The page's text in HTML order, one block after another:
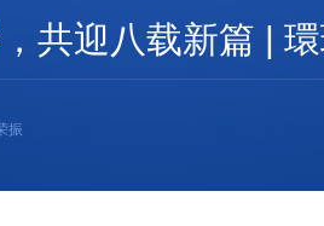
共迎八载新篇 |
振